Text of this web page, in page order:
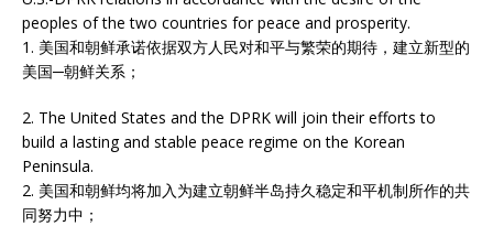
peoples of the two countries for peace and prosperity.
1. 美国和朝鲜承诺依据双方人民对和平与繁荣的期待，建立新型的
美国─朝鲜关系；
2. The United States and the DPRK will join their efforts to
build a lasting and stable peace regime on the Korean
Peninsula.
2. 美国和朝鲜均将加入为建立朝鲜半岛持久稳定和平机制所作的共
同努力中；